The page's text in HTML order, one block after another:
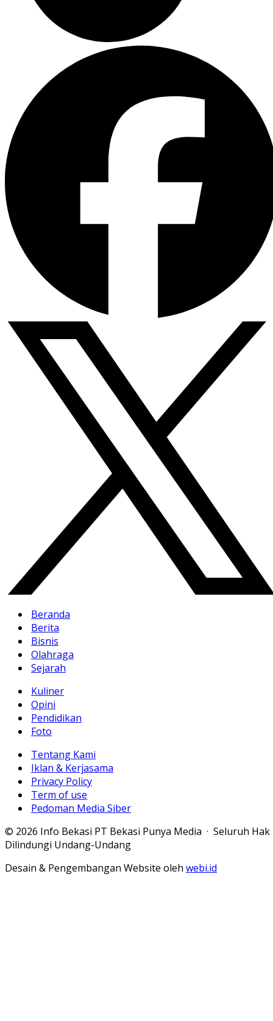
Beranda
Berita
Bisnis
Olahraga
Sejarah
Kuliner
Opini
Pendidikan
Foto
Tentang Kami
Iklan & Kerjasama
Privacy Policy
Term of use
Pedoman Media Siber
© 2026 Info Bekasi PT Bekasi Punya Media · Seluruh Hak
Dilindungi Undang-Undang
Desain & Pengembangan Website oleh webi.id